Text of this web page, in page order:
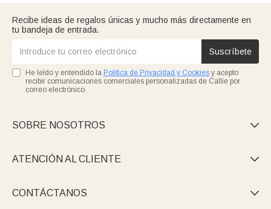
Recibe ideas de regalos únicas y mucho más directamente en
tu bandeja de entrada.
Suscríbete
He leído y entendido la Política de Privacidad y Cookies y acepto
recibir comunicaciones comerciales personalizadas de Callie por
correo electrónico.
SOBRE NOSOTROS 
ATENCIÓN AL CLIENTE 
CONTÁCTANOS 